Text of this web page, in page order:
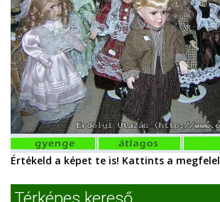
Értékeld a képet te is! Kattints a